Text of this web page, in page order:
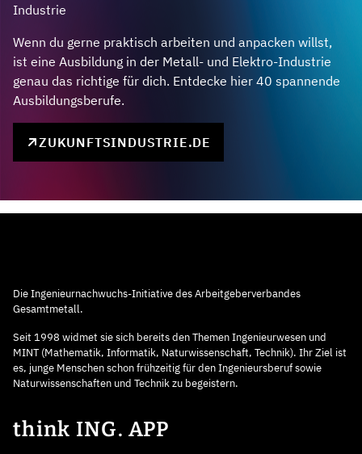
Industrie
Wenn du gerne praktisch arbeiten und anpacken willst,
ist eine Ausbildung in der Metall- und Elektro-Industrie
genau das richtige für dich. Entdecke hier 40 spannende
Ausbildungsberufe.
ZUKUNFTSINDUSTRIE.DE
Die Ingenieurnachwuchs-Initiative des Arbeitgeberverbandes
Gesamtmetall.
Seit 1998 widmet sie sich bereits den Themen Ingenieurwesen und
MINT (Mathematik, Informatik, Naturwissenschaft, Technik). Ihr Ziel ist
es, junge Menschen schon frühzeitig für den Ingenieursberuf sowie
Naturwissenschaften und Technik zu begeistern.
think ING. APP